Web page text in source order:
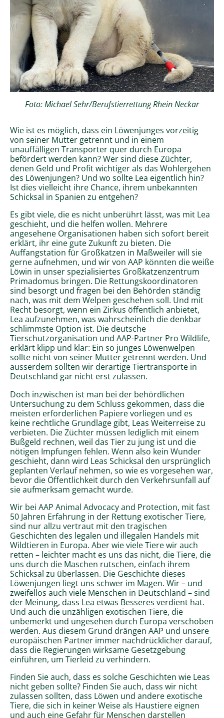
Foto: Michael Sehr/Berufstierrettung Rhein Neckar
Wie ist es möglich, dass ein Löwenjunges vorzeitig
von seiner Mutter getrennt und in einem
unauffälligen Transporter quer durch Europa
befördert werden kann? Wer sind diese Züchter,
denen Geld und Profit wichtiger als das Wohlergehen
des Löwenjungen? Und wo sollte Lea eigentlich hin?
Ist dies vielleicht ihre Chance, ihrem unbekannten
Schicksal in Spanien zu entgehen?
Es gibt viele, die es nicht unberührt lässt, was mit Lea
geschieht, und die helfen wollen. Mehrere
angesehene Organisationen haben sich sofort bereit
erklärt, ihr eine gute Zukunft zu bieten. Die
Auffangstation für Großkatzen in Maßweiler will sie
gerne aufnehmen, und wir von AAP könnten die weiße
Löwin in unser spezialisiertes Großkatzenzentrum
Primadomus bringen. Die Rettungskoordinatoren
sind besorgt und fragen bei den Behörden ständig
nach, was mit dem Welpen geschehen soll. Und mit
Recht besorgt, wenn ein Zirkus öffentlich anbietet,
Lea aufzunehmen, was wahrscheinlich die denkbar
schlimmste Option ist. Die deutsche
Tierschutzorganisation und AAP-Partner Pro Wildlife,
erklärt klipp und klar: Ein so junges Löwenwelpen
sollte nicht von seiner Mutter getrennt werden. Und
ausserdem sollten wir derartige Tiertransporte in
Deutschland gar nicht erst zulassen.
Doch inzwischen ist man bei der behördlichen
Untersuchung zu dem Schluss gekommen, dass die
meisten erforderlichen Papiere vorliegen und es
keine rechtliche Grundlage gibt, Leas Weiterreise zu
verbieten. Die Züchter müssen lediglich mit einem
Bußgeld rechnen, weil das Tier zu jung ist und die
nötigen Impfungen fehlen. Wenn also kein Wunder
geschieht, dann wird Leas Schicksal den ursprünglich
geplanten Verlauf nehmen, so wie es vorgesehen war,
bevor die Öffentlichkeit durch den Verkehrsunfall auf
sie aufmerksam gemacht wurde.
Wir bei AAP Animal Advocacy and Protection, mit fast
50 Jahren Erfahrung in der Rettung exotischer Tiere,
sind nur allzu vertraut mit den tragischen
Geschichten des legalen und illegalen Handels mit
Wildtieren in Europa. Aber wie viele Tiere wir auch
retten – leichter macht es uns das nicht, die Tiere, die
uns durch die Maschen rutschen, einfach ihrem
Schicksal zu überlassen. Die Geschichte dieses
Löwenjungen liegt uns schwer im Magen. Wir – und
zweifellos auch viele Menschen in Deutschland – sind
der Meinung, dass Lea etwas Besseres verdient hat.
Und auch die unzähligen exotischen Tiere, die
unbemerkt und ungesehen durch Europa verschoben
werden. Aus diesem Grund drängen AAP und unsere
europäischen Partner immer nachdrücklicher darauf,
dass die Regierungen wirksame Gesetzgebung
einführen, um Tierleid zu verhindern.
Finden Sie auch, dass es solche Geschichten wie Leas
nicht geben sollte? Finden Sie auch, dass wir nicht
zulassen sollten, dass Löwen und andere exotische
Tiere, die sich in keiner Weise als Haustiere eignen
und auch eine Gefahr für Menschen darstellen